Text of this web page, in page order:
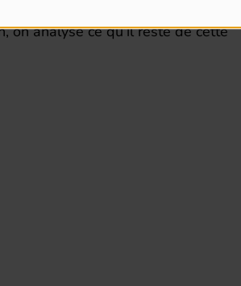
tout particulièrement sur deux
on analyse ce qu’il reste de cette